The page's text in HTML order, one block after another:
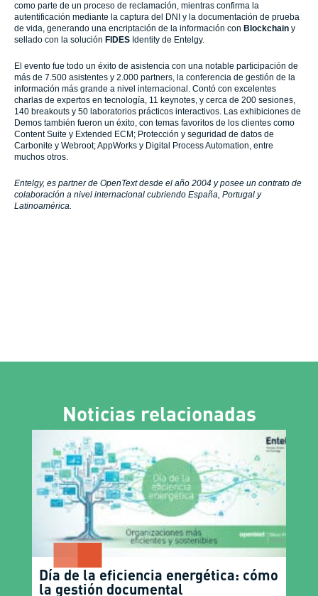
como parte de un proceso de reclamación, mientras confirma la
autentificación mediante la captura del DNI y la documentación de prueba
de vida, generando una encriptación de la información con Blockchain y
sellado con la solución FIDES Identity de Entelgy.
El evento fue todo un éxito de asistencia con una notable participación de
más de 7.500 asistentes y 2.000 partners, la conferencia de gestión de la
información más grande a nivel internacional. Contó con excelentes
charlas de expertos en tecnología, 11 keynotes, y cerca de 200 sesiones,
140 breakouts y 50 laboratorios prácticos interactivos. Las exhibiciones de
Demos también fueron un éxito, con temas favoritos de los clientes como
Content Suite y Extended ECM; Protección y seguridad de datos de
Carbonite y Webroot; AppWorks y Digital Process Automation, entre
muchos otros.
Entelgy, es partner de OpenText desde el año 2004 y posee un contrato de
colaboración a nivel internacional cubriendo España, Portugal y
Latinoamérica.
Noticias relacionadas
Día de la eficiencia energética: cómo
la gestión documental